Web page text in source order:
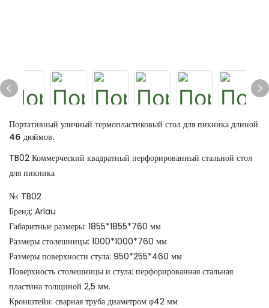
Портативный уличный термопластиковый стол для пикника длиной
46 дюймов.
TB02 Коммерческий квадратный перфорированный стальной стол
для пикника
№: TB02
Бренд: Arlau
Габаритные размеры: 1855*1855*760 мм
Размеры столешницы: 1000*1000*760 мм
Размеры поверхности стула: 950*255*460 мм
Поверхность столешницы и стула: перфорированная стальная
пластина толщиной 2,5 мм.
Кронштейн: сварная труба диаметром φ42 мм